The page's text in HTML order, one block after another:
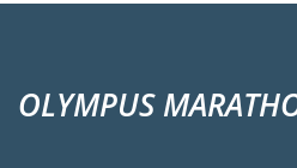
OLYMPUS